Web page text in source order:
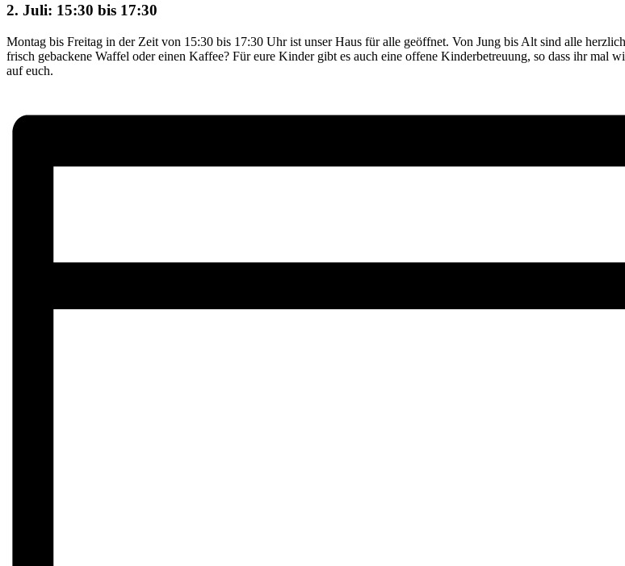
2. Juli: 15:30 bis 17:30
Montag bis Freitag in der Zeit von 15:30 bis 17:30 Uhr ist unser Haus für alle geöffnet. Von Jung bis Alt sind alle
frisch gebackene Waffel oder einen Kaffee? Für eure Kinder gibt es auch eine offene Kinderbetreuung, so dass ihr mal
auf euch.